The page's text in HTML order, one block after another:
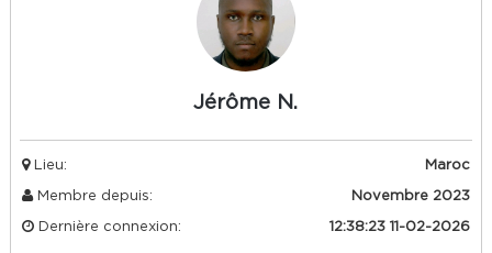
Jérôme N.
Lieu: Maroc
Membre depuis: Novembre 2023
Dernière connexion: 12:38:23 11-02-2026